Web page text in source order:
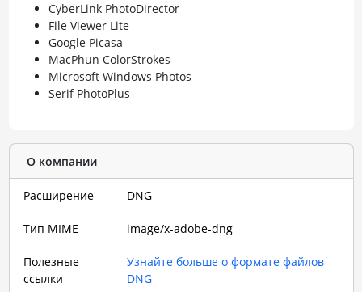
CyberLink PhotoDirector
File Viewer Lite
Google Picasa
MacPhun ColorStrokes
Microsoft Windows Photos
Serif PhotoPlus
О компании
Расширение DNG
Тип MIME image/x-adobe-dng
Полезные
ссылки
Узнайте больше о формате файлов
DNG